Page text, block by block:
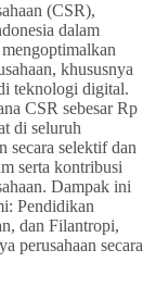
(CSR),
dalam
khususnya
teknologi digital.
CSR sebesar Rp
di seluruh
secara selektif dan
serta kontribusi
Dampak ini
Pendidikan
dan Filantropi,
perusahaan secara